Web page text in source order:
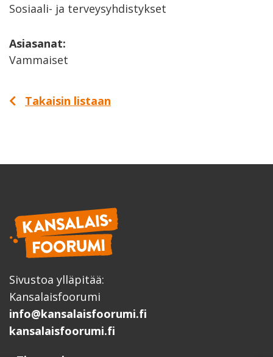
Sosiaali- ja terveysyhdistykset
Asiasanat:
Vammaiset
Takaisin listaan
Sivustoa ylläpitää:
Kansalaisfoorumi
info@kansalaisfoorumi.fi
kansalaisfoorumi.fi